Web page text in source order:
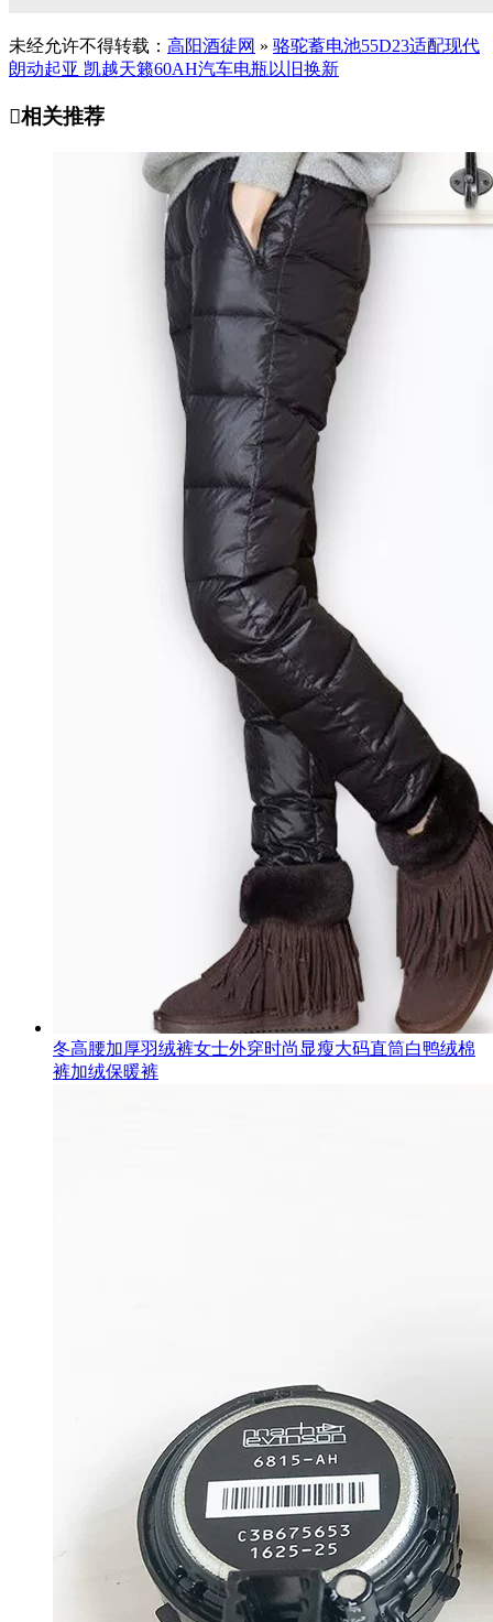
未经允许不得转载： 高阳酒徒网 » 骆驼蓄电池55D23适配现代
朗动起亚 凯越天籁60AH汽车电瓶以旧换新
相关推荐
冬高腰加厚羽绒裤女士外穿时尚显瘦大码直筒白鸭绒棉
裤加绒保暖裤